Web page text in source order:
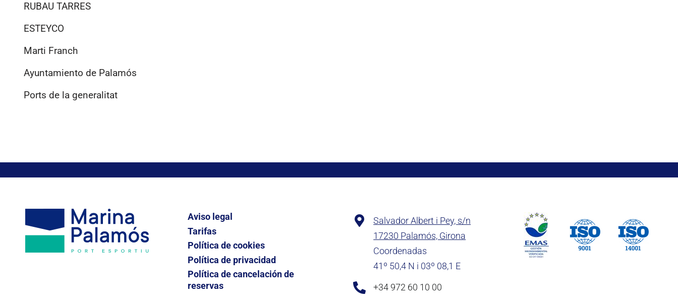
RUBAU TARRES
ESTEYCO
Marti Franch
Ayuntamiento de Palamós
Ports de la generalitat
Aviso legal
Tarifas
Política de cookies
Política de privacidad
Política de cancelación de
reservas
Salvador Albert i Pey, s/n
17230 Palamós, Girona
Coordenadas
41º 50,4 N i 03º 08,1 E
+34 972 60 10 00